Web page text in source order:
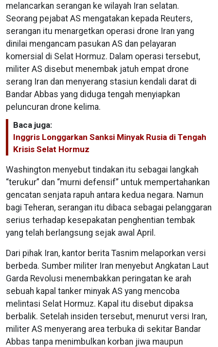
melancarkan serangan ke wilayah Iran selatan.
Seorang pejabat AS mengatakan kepada Reuters,
serangan itu menargetkan operasi drone Iran yang
dinilai mengancam pasukan AS dan pelayaran
komersial di Selat Hormuz. Dalam operasi tersebut,
militer AS disebut menembak jatuh empat drone
serang Iran dan menyerang stasiun kendali darat di
Bandar Abbas yang diduga tengah menyiapkan
peluncuran drone kelima.
Baca juga:
Inggris Longgarkan Sanksi Minyak Rusia di Tengah
Krisis Selat Hormuz
Washington menyebut tindakan itu sebagai langkah
“terukur” dan “murni defensif” untuk mempertahankan
gencatan senjata rapuh antara kedua negara. Namun
bagi Teheran, serangan itu dibaca sebagai pelanggaran
serius terhadap kesepakatan penghentian tembak
yang telah berlangsung sejak awal April.
Dari pihak Iran, kantor berita Tasnim melaporkan versi
berbeda. Sumber militer Iran menyebut Angkatan Laut
Garda Revolusi menembakkan peringatan ke arah
sebuah kapal tanker minyak AS yang mencoba
melintasi Selat Hormuz. Kapal itu disebut dipaksa
berbalik. Setelah insiden tersebut, menurut versi Iran,
militer AS menyerang area terbuka di sekitar Bandar
Abbas tanpa menimbulkan korban jiwa maupun